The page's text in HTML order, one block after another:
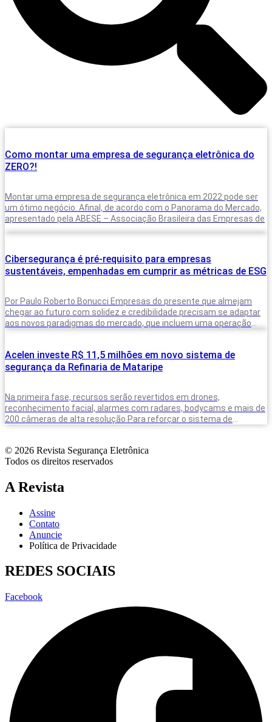
Como montar uma empresa de segurança eletrônica do
ZERO?!
Montar uma empresa de segurança eletrônica em 2022 pode ser
um ótimo negócio. Afinal, de acordo com o Panorama do Mercado,
apresentado pela ABESE – Associação Brasileira das Empresas de
Cibersegurança é pré-requisito para empresas
sustentáveis, empenhadas em cumprir as métricas de ESG
Por Paulo Roberto Bonucci Empresas do presente que almejam
chegar ao futuro com solidez e credibilidade precisam se adaptar
aos novos paradigmas do mercado, que incluem uma operação
Acelen investe R$ 11,5 milhões em novo sistema de
segurança da Refinaria de Mataripe
Na primeira fase, recursos serão revertidos em drones,
reconhecimento facial, alarmes com radares, bodycams e mais de
200 câmeras de alta resolução Para reforçar o sistema de
© 2026 Revista Segurança Eletrônica
Todos os direitos reservados
A Revista
Assine
Contato
Anuncie
Política de Privacidade
REDES SOCIAIS
Facebook